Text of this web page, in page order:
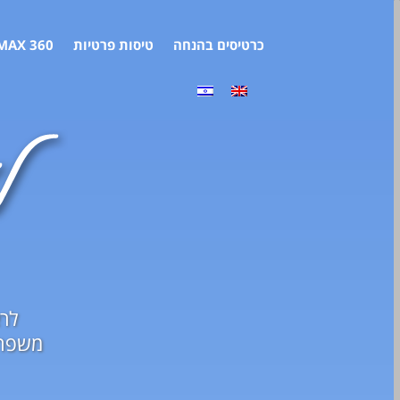
כרטיסים בהנחה טיסות פרטיות 360